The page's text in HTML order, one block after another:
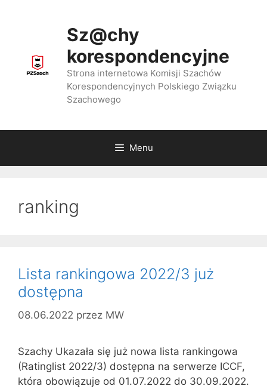
Sz@chy
korespondencyjne
Strona internetowa Komisji Szachów
Korespondencyjnych Polskiego Związku
Szachowego
Menu
ranking
Lista rankingowa 2022/3 już
dostępna
08.06.2022 przez MW
Szachy Ukazała się już nowa lista rankingowa
(Ratinglist 2022/3) dostępna na serwerze ICCF,
która obowiązuje od 01.07.2022 do 30.09.2022.